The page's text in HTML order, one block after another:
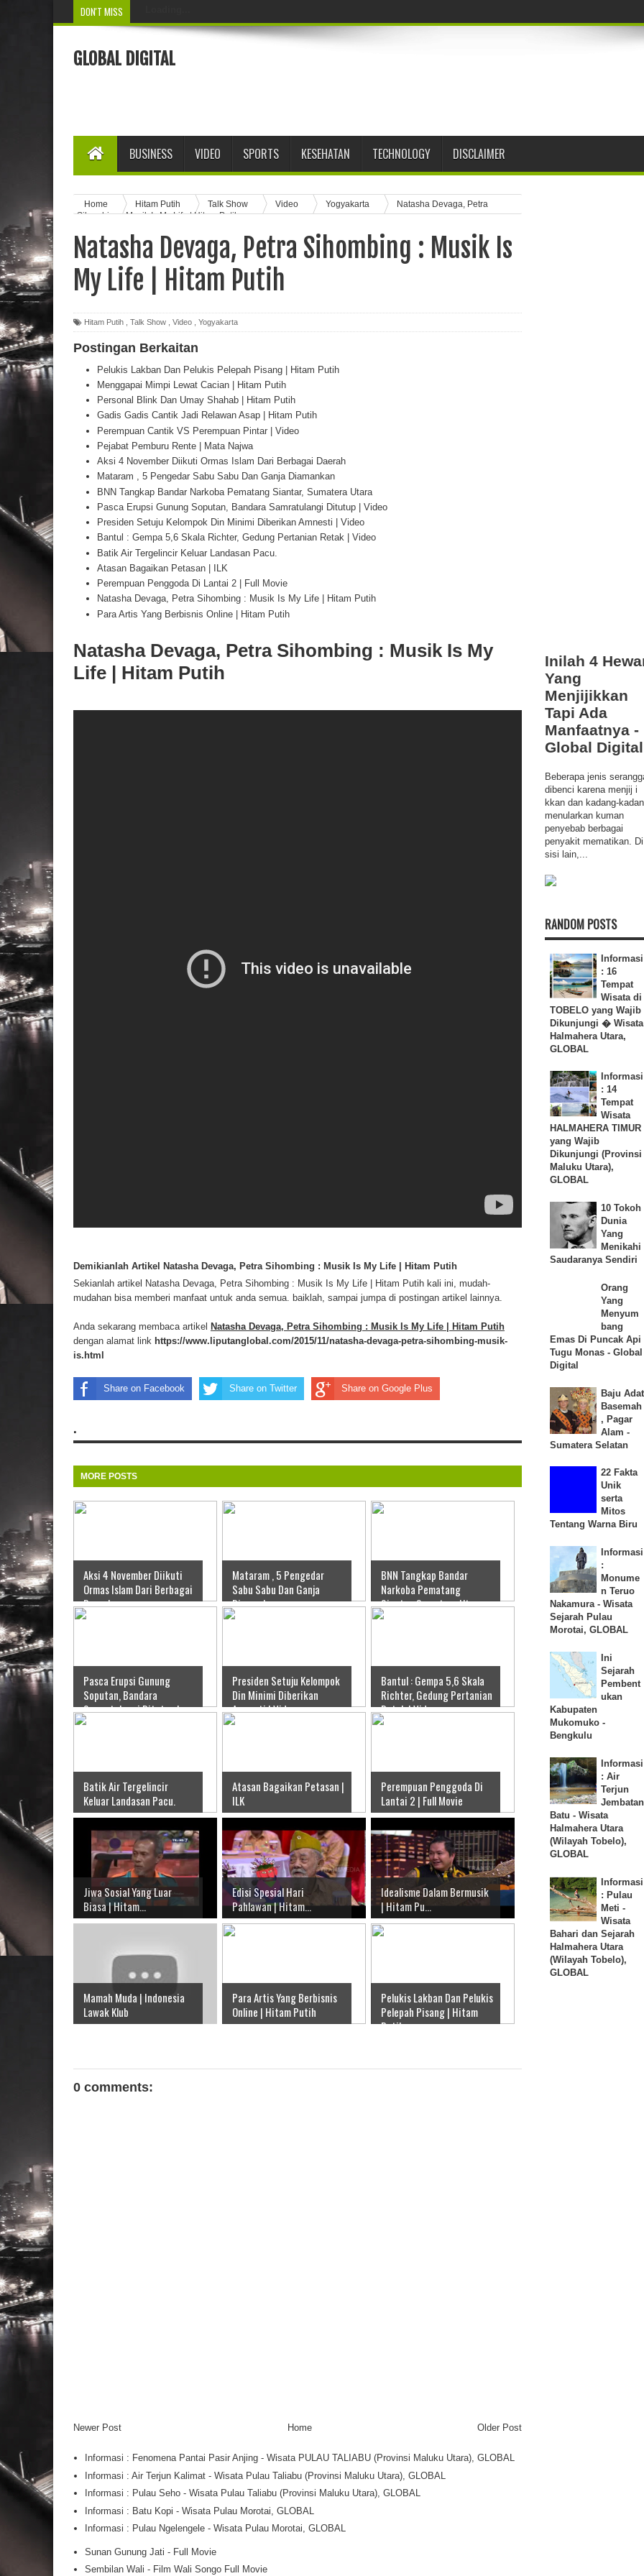
DON'T MISS
GLOBAL DIGITAL
BUSINESS VIDEO SPORTS KESEHATAN TECHNOLOGY DISCLAIMER
Inilah 4
Yang
Menjijikkan
Tapi Ada
Manfaatnya -
Global Digital
Beberapa jenis
dibenci karena menjij i
kkan dan kadang-
menularkan kuman
penyebab berbagai
penyakit mematikan. Di
sisi lain,...
RANDOM POSTS
Informasi
: 16
Tempat
Wisata di
TOBELO yang Wajib
Dikunjungi � Wisata
Halmahera Utara,
GLOBAL
Informasi
: 14
Tempat
Wisata
HALMAHERA TIMUR
yang Wajib
Dikunjungi (Provinsi
Maluku Utara),
GLOBAL
10 Tokoh
Dunia
Yang
Menikahi
Saudaranya Sendiri
Orang
Yang
Menyum
bang
Emas Di Puncak Api
Tugu Monas - Global
Digital
Baju Adat
Basemah
, Pagar
Alam -
Sumatera Selatan
22 Fakta
Unik
serta
Mitos
Tentang Warna Biru
Informasi
:
Monume
n Teruo
Nakamura - Wisata
Sejarah Pulau
Morotai, GLOBAL
Ini
Sejarah
Pembent
ukan
Kabupaten
Mukomuko -
Bengkulu
Informasi
: Air
Terjun
Jembatan
Batu - Wisata
Halmahera Utara
(Wilayah Tobelo),
GLOBAL
Informasi
: Pulau
Meti -
Wisata
Bahari dan Sejarah
Halmahera Utara
(Wilayah Tobelo),
GLOBAL
Home Hitam Putih Talk Show Video Yogyakarta
Natasha Devaga, Petra
Sihombing : Musik Is My Life | Hitam Putih
Natasha Devaga, Petra Sihombing : Musik Is
My Life | Hitam Putih
Hitam Putih Talk Show Video Yogyakarta
Postingan Berkaitan
Pelukis Lakban Dan Pelukis Pelepah Pisang | Hitam Putih
Menggapai Mimpi Lewat Cacian | Hitam Putih
Personal Blink Dan Umay Shahab | Hitam Putih
Gadis Gadis Cantik Jadi Relawan Asap | Hitam Putih
Perempuan Cantik VS Perempuan Pintar | Video
Pejabat Pemburu Rente | Mata Najwa
Aksi 4 November Diikuti Ormas Islam Dari Berbagai Daerah
Mataram , 5 Pengedar Sabu Sabu Dan Ganja Diamankan
BNN Tangkap Bandar Narkoba Pematang Siantar, Sumatera Utara
Pasca Erupsi Gunung Soputan, Bandara Samratulangi Ditutup | Video
Presiden Setuju Kelompok Din Minimi Diberikan Amnesti | Video
Bantul : Gempa 5,6 Skala Richter, Gedung Pertanian Retak | Video
Batik Air Tergelincir Keluar Landasan Pacu.
Atasan Bagaikan Petasan | ILK
Perempuan Penggoda Di Lantai 2 | Full Movie
Natasha Devaga, Petra Sihombing : Musik Is My Life | Hitam Putih
Para Artis Yang Berbisnis Online | Hitam Putih
Natasha Devaga, Petra Sihombing : Musik Is My
Life | Hitam Putih
Demikianlah Artikel Natasha Devaga, Petra Sihombing : Musik Is My Life | Hitam Putih
Sekianlah artikel Natasha Devaga, Petra Sihombing : Musik Is My Life | Hitam Putih kali ini, mudah-
mudahan bisa memberi manfaat untuk anda semua. baiklah, sampai jumpa di postingan artikel lainnya.
Anda sekarang membaca artikel Natasha Devaga, Petra Sihombing : Musik Is My Life | Hitam Putih
dengan alamat link https://www.liputanglobal.com/2015/11/natasha-devaga-petra-sihombing-musik-
is.html
Share on Facebook Share on Twitter Share on Google Plus
.
MORE POSTS
Aksi 4 November Diikuti
Ormas Islam Dari Berbagai
Daerah
Mataram , 5 Pengedar
Sabu Sabu Dan Ganja
Diamankan
BNN Tangkap Bandar
Narkoba Pematang
Siantar, Sumatera Utara
Pasca Erupsi Gunung
Soputan, Bandara
Samratulangi Ditutup |
Video
Presiden Setuju Kelompok
Din Minimi Diberikan
Amnesti | Video
Bantul : Gempa 5,6 Skala
Richter, Gedung Pertanian
Retak | Video
Batik Air Tergelincir
Keluar Landasan Pacu.
Atasan Bagaikan Petasan |
ILK
Perempuan Penggoda Di
Lantai 2 | Full Movie
Jiwa Sosial Yang Luar
Biasa | Hitam...
Edisi Spesial Hari
Pahlawan | Hitam...
Idealisme Dalam Bermusik
| Hitam Pu...
Mamah Muda | Indonesia
Lawak Klub
Para Artis Yang Berbisnis
Online | Hitam Putih
Pelukis Lakban Dan Pelukis
Pelepah Pisang | Hitam
Putih
0 comments:
Newer Post Older Post
Home
Informasi : Fenomena Pantai Pasir Anjing - Wisata PULAU TALIABU (Provinsi Maluku Utara), GLOBAL
Informasi : Air Terjun Kalimat - Wisata Pulau Taliabu (Provinsi Maluku Utara), GLOBAL
Informasi : Pulau Seho - Wisata Pulau Taliabu (Provinsi Maluku Utara), GLOBAL
Informasi : Batu Kopi - Wisata Pulau Morotai, GLOBAL
Informasi : Pulau Ngelengele - Wisata Pulau Morotai, GLOBAL
Sunan Gunung Jati - Full Movie
Sembilan Wali - Film Wali Songo Full Movie